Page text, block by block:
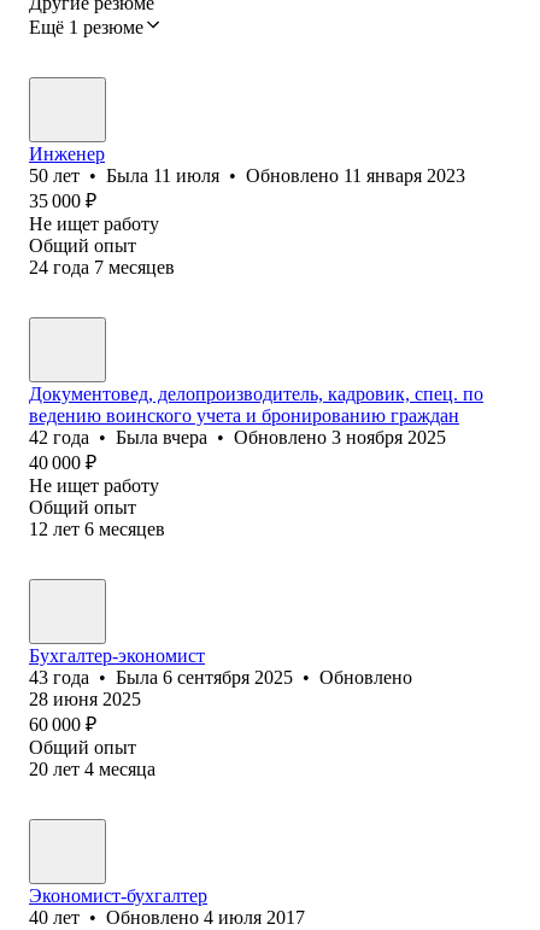
Ещё 1 резюме
Инженер
50 лет • Была 11 июля • Обновлено 11 января 2023
35 000 ₽
Не ищет работу
Общий опыт
24 года 7 месяцев
Документовед, делопроизводитель, кадровик, спец. по
ведению воинского учета и бронированию граждан
42 года • Была вчера • Обновлено 3 ноября 2025
40 000 ₽
Не ищет работу
Общий опыт
12 лет 6 месяцев
Бухгалтер-экономист
43 года • Была 6 сентября 2025 • Обновлено
28 июня 2025
60 000 ₽
Общий опыт
20 лет 4 месяца
Экономист-бухгалтер
40 лет • Обновлено 4 июля 2017